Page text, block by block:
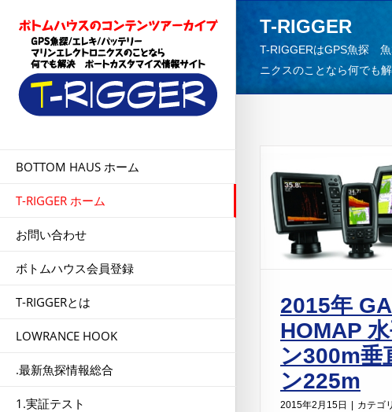
BOTTOM HAUS ホーム
T-RIGGER ホーム
お問い合わせ
ボトムハウス会員登録
T-RIGGERとは
LOWRANCE HOOK
.最新魚探情報総合
1.実証テスト
T-RIGGER
T-RIGGERはGPS魚探
ニクスのことなら何でも
2015年
HOMAP
ン300m垂
ン225m
2015年2月15日 カテゴ